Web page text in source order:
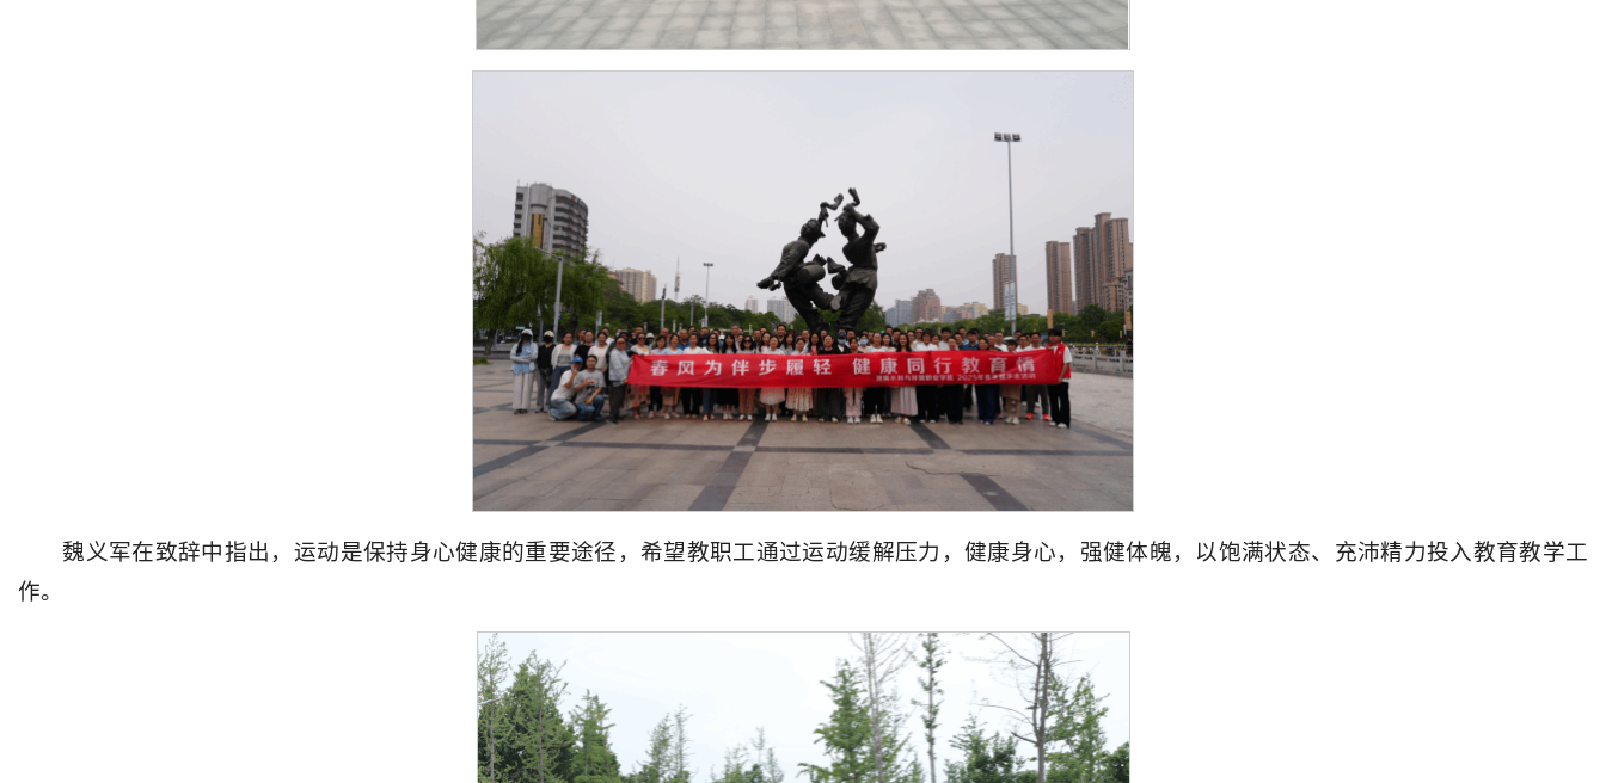
魏义军在致辞中指出，运动是保持身心健康的重要途径，希望教职工通过运动缓解压力，健康身心，强健体魄，以饱满状态、充沛精力投入教育教学工
作。